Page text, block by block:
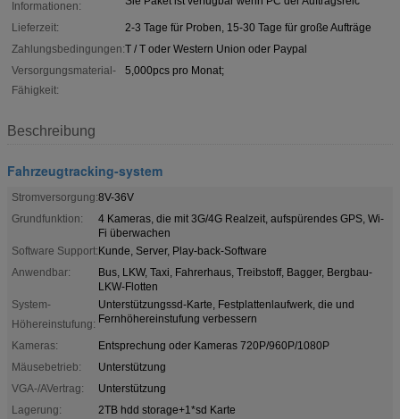
Informationen:
Lieferzeit:
2-3 Tage für Proben, 15-30 Tage für große Aufträge
Zahlungsbedingungen:T / T oder Western Union oder Paypal
Versorgungsmaterial-
Fähigkeit:
5,000pcs pro Monat;
Beschreibung
Fahrzeugtracking-system
Stromversorgung:8V-36V
Grundfunktion:
4 Kameras, die mit 3G/4G Realzeit, aufspürendes GPS, Wi-
Fi überwachen
Software Support:Kunde, Server, Play-back-Software
Anwendbar:
Bus, LKW, Taxi, Fahrerhaus, Treibstoff, Bagger, Bergbau-
LKW-Flotten
System-
Höhereinstufung:
Unterstützungssd-Karte, Festplattenlaufwerk, die und
Fernhöhereinstufung verbessern
Kameras:
Entsprechung oder Kameras 720P/960P/1080P
Mäusebetrieb:
Unterstützung
VGA-/AVertrag:
Unterstützung
Lagerung:
2TB hdd storage+1*sd Karte